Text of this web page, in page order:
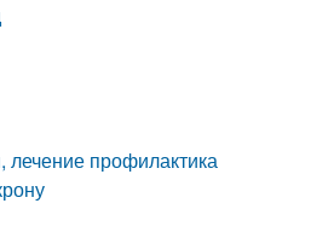
лечение профилактика